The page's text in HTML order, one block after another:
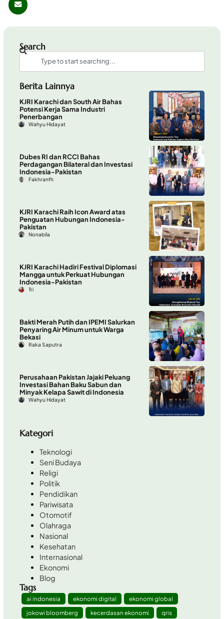
Search
Berita Lainnya
KJRI Karachi dan South Air Bahas
Potensi Kerja Sama Industri
Penerbangan
Wahyu Hidayat
Dubes RI dan RCCI Bahas
Perdagangan Bilateral dan Investasi
Indonesia-Pakistan
Fakhranfh
KJRI Karachi Raih Icon Award atas
Penguatan Hubungan Indonesia-
Pakistan
Nonabila
KJRI Karachi Hadiri Festival Diplomasi
Mangga untuk Perkuat Hubungan
Indonesia-Pakistan
Tri
Bakti Merah Putih dan IPEMI Salurkan
Penyaring Air Minum untuk Warga
Bekasi
Raka Saputra
Perusahaan Pakistan Jajaki Peluang
Investasi Bahan Baku Sabun dan
Minyak Kelapa Sawit di Indonesia
Wahyu Hidayat
Kategori
Teknologi
Seni Budaya
Religi
Politik
Pendidikan
Pariwisata
Otomotif
Olahraga
Nasional
Kesehatan
Internasional
Ekonomi
Blog
Tags
ai indonesia ekonomi digital
ekonomi global
jokowi bloomberg
kecerdasan ekonomi qris